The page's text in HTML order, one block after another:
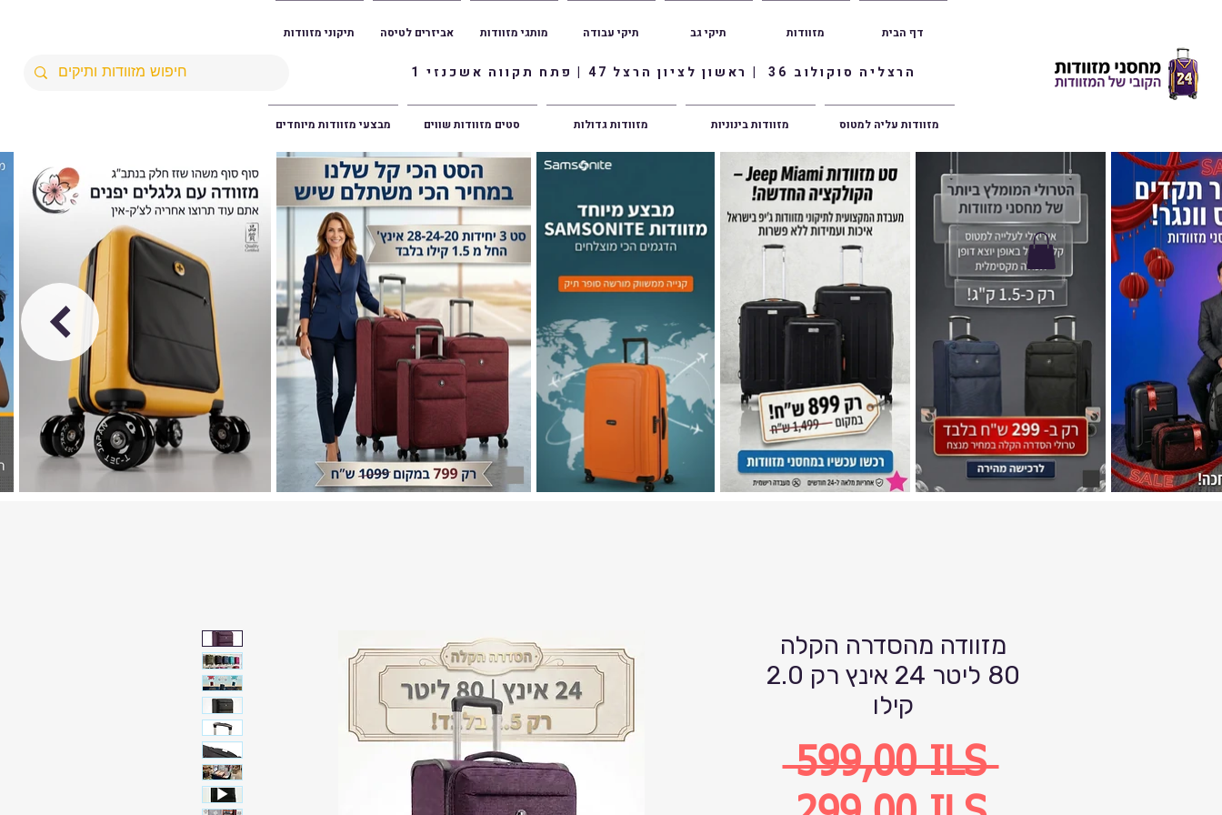
הרצליה סוקולוב 36 | ראשון לציון הרצל 47 | פתח תקווה אשכנזי 1
תיקוני מזוודות אביזרים לטיסה מותגי מזוודות תיקי עבודה תיקי גב מזוודות דף הבית
מבצעי מזוודות מיוחדים סטים מזוודות שווים מזוודות גדולות מזוודות בינוניות מזוודות עליה למטוס
מזוודה מהסדרה הקלה
80 ליטר 24 אינץ רק 2.0
קילו
599,00 ILS Precio